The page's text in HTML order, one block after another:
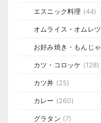
エスニック料理 (44)
オムライス・オムレツ
お好み焼き・もんじゃ
カツ・コロッケ (128)
カツ丼 (25)
カレー (260)
グラタン (7)